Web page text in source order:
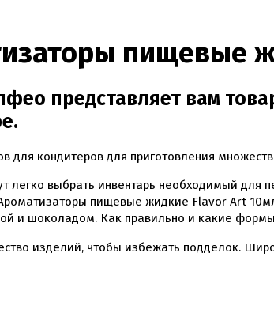
пищевые
представляет вам
для кондитеров для приготовления
легко выбрать инвентарь необходимый для
Ароматизаторы пищевые жидкие Flavor Art
и шоколадом. Как правильно и какие
изделий, чтобы избежать подделок.